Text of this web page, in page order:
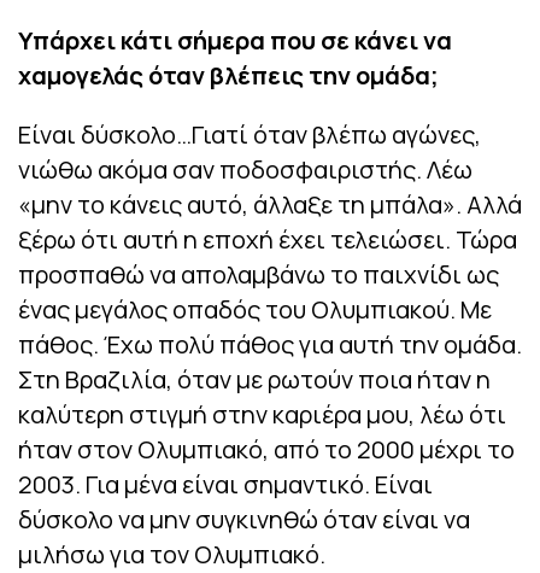
Υπάρχει κάτι σήμερα που σε κάνει να
χαμογελάς όταν βλέπεις την ομάδα;
Είναι δύσκολο…Γιατί όταν βλέπω αγώνες,
νιώθω ακόμα σαν ποδοσφαιριστής. Λέω
«μην το κάνεις αυτό, άλλαξε τη μπάλα». Αλλά
ξέρω ότι αυτή η εποχή έχει τελειώσει. Τώρα
προσπαθώ να απολαμβάνω το παιχνίδι ως
ένας μεγάλος οπαδός του Ολυμπιακού. Με
πάθος. Έχω πολύ πάθος για αυτή την ομάδα.
Στη Βραζιλία, όταν με ρωτούν ποια ήταν η
καλύτερη στιγμή στην καριέρα μου, λέω ότι
ήταν στον Ολυμπιακό, από το 2000 μέχρι το
2003. Για μένα είναι σημαντικό. Είναι
δύσκολο να μην συγκινηθώ όταν είναι να
μιλήσω για τον Ολυμπιακό.